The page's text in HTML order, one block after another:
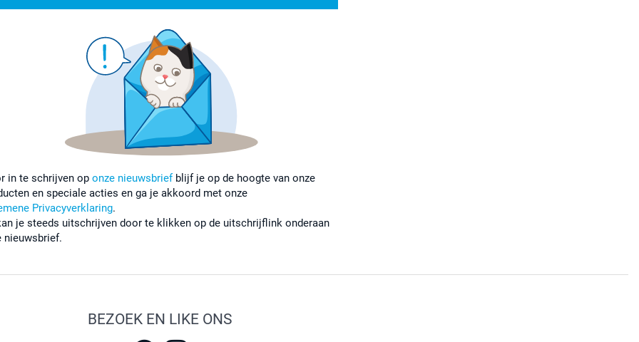
in te schrijven op onze nieuwsbriefblijf je op de hoogte van onze
en speciale acties en ga je akkoord met onze
Privacyverklaring.
je steeds uitschrijven door te klikken op de uitschrijflink onderaan
nieuwsbrief.
BEZOEK EN LIKE ONS